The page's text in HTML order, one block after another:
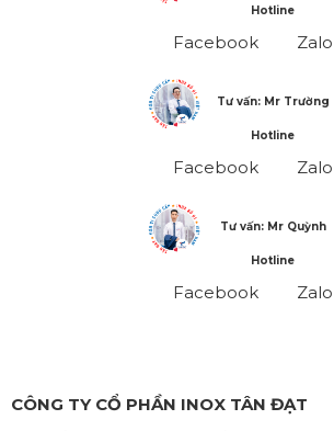
Hotline
Facebook Zalo
Tư vấn: Mr Trường
Hotline
Facebook Zalo
Tư vấn: Mr Quỳnh
Hotline
Facebook Zalo
CÔNG TY CỔ PHẦN INOX TÂN ĐẠT